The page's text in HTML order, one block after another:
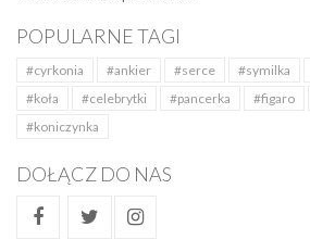
POPULARNE TAGI
#cyrkonia #ankier #serce #symilka
#koła
#celebrytki #pancerka #figaro
#koniczynka
DOŁĄCZ DO NAS